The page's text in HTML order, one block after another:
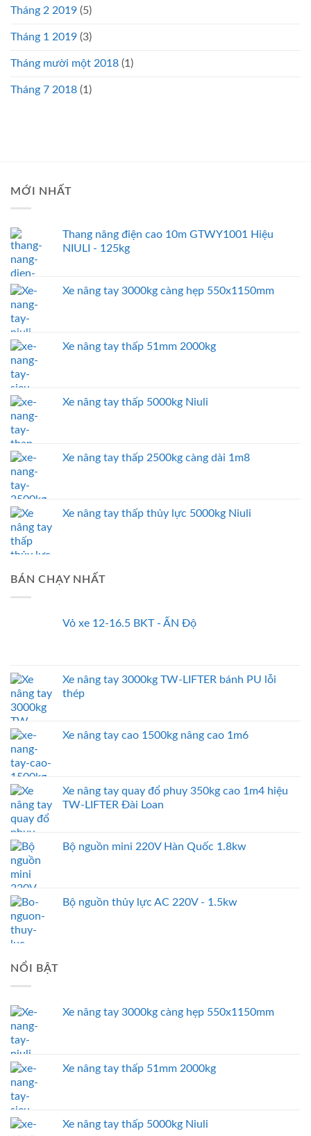
Tháng 2 2019 (5)
Tháng 1 2019 (3)
Tháng mười một 2018 (1)
Tháng 7 2018 (1)
MỚI NHẤT
Thang nâng điện cao 10m GTWY1001 Hiệu
NIULI - 125kg
Xe nâng tay 3000kg càng hẹp 550x1150mm
Xe nâng tay thấp 51mm 2000kg
Xe nâng tay thấp 5000kg Niuli
Xe nâng tay thấp 2500kg càng dài 1m8
Xe nâng tay thấp thủy lực 5000kg Niuli
BÁN CHẠY NHẤT
Vỏ xe 12-16.5 BKT - ẤN Độ
Xe nâng tay 3000kg TW-LIFTER bánh PU lỗi
thép
Xe nâng tay cao 1500kg nâng cao 1m6
Xe nâng tay quay đổ phuy 350kg cao 1m4 hiệu
TW-LIFTER Đài Loan
Bộ nguồn mini 220V Hàn Quốc 1.8kw
Bộ nguồn thủy lực AC 220V - 1.5kw
NỔI BẬT
Xe nâng tay 3000kg càng hẹp 550x1150mm
Xe nâng tay thấp 51mm 2000kg
Xe nâng tay thấp 5000kg Niuli